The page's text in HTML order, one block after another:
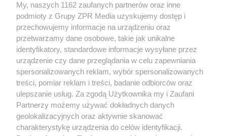
rozpowszechniany lub dalej rozpowszechniany w jakikolwiek sposób
(w tym także elektroniczny lub mechaniczny) na jakimkolwiek polu
eksploatacji w jakiejkolwiek formie, włącznie z umieszczaniem w
Internecie bez pisemnej zgody właściciela praw. Jakiekolwiek użycie
lub wykorzystanie utworów w całości lub w części z naruszeniem
prawa, tzn. bez właściwej zgody, jest zabronione pod groźbą kary i
może być ścigane prawnie.
O nas
My, naszych 1162 zaufanych partnerów oraz inne
podmioty z Grupy ZPR Media uzyskujemy dostęp i
przechowujemy informacje na urządzeniu oraz
przetwarzamy dane osobowe, takie jak unikalne
identyfikatory, standardowe informacje wysyłane przez
urządzenie czy dane przeglądania w celu zapewniania
spersonalizowanych reklam, wybór spersonalizowanych
treści, pomiar reklam i treści, badanie odbiorców oraz
ulepszanie usług. Za zgodą Użytkownika my i Zaufani
Partnerzy możemy używać dokładnych danych
geolokalizacyjnych oraz aktywnie skanować
charakterystykę urządzenia do celów identyfikacji.